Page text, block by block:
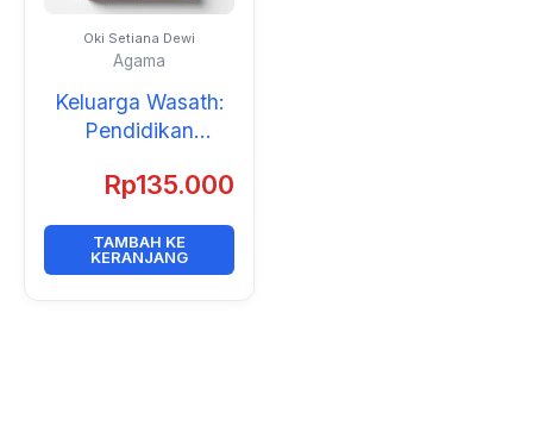
Oki Setiana Dewi
Agama
Keluarga Wasath:
Pendidikan
Digital
Rp135.000
TAMBAH KE
KERANJANG